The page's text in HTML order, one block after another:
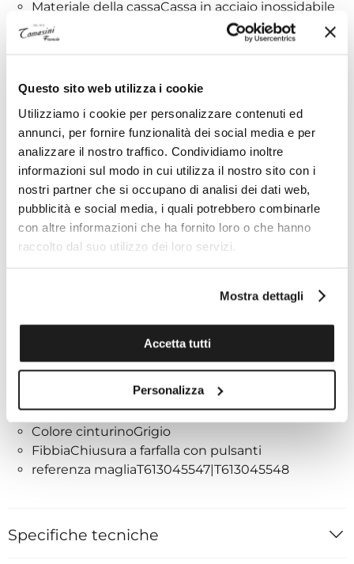
Questo sito web utilizza i cookie
Utilizziamo i cookie per personalizzare contenuti ed
annunci, per fornire funzionalità dei social media e per
analizzare il nostro traffico. Condividiamo inoltre
informazioni sul modo in cui utilizza il nostro sito con i
nostri partner che si occupano di analisi dei dati web,
pubblicità e social media, i quali potrebbero combinarle
con altre informazioni che ha fornito loro o che hanno
raccolto dal suo utilizzo dei loro servizi.
Mostra dettagli
Accetta tutti
Personalizza
Materiale della cassaCassa in acciaio inossidabile
316L
VetroVetro zaffiro antigraffio
Movimento
EnergiaQuartz EOL
MovimentoSvizzero, al quarzo
BatteriaBatteria Renata 364
FunzioniEOL (indicatore fine carica batteria)
Calibro8 3/4'''
Calibro Diametro (mm)19,4
Quadrante
Cinturino
Riferimento del cinturino/catenaT605045500
Dettagli del cinturinoAcciaio inossidabile
Colore cinturinoGrigio
FibbiaChiusura a farfalla con pulsanti
referenza magliaT613045547|T613045548
Specifiche tecniche